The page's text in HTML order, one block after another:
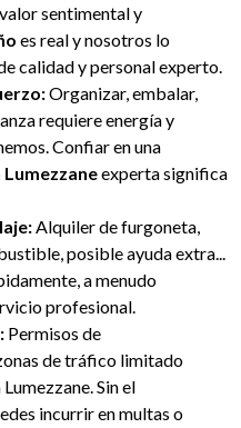
sentimental y
es real y nosotros lo
calidad y personal experto.
Organizar, embalar,
requiere energía y
Confiar en una
experta significa
Alquiler de furgoneta,
posible ayuda extra...
a menudo
profesional.
Permisos de
de tráfico limitado
Sin el
incurrir en multas o